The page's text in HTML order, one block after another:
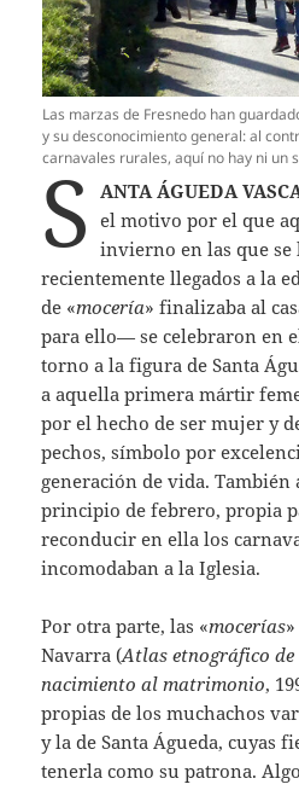
Las marzas de Fresnedo han
y su desconocimiento general: al
carnavales rurales, aquí no hay ni un
S ANTA ÁGUEDA
el motivo por el que
invierno en las que se
recientemente llegados a la
de «mocería» finalizaba al
para ello— se celebraron en
torno a la figura de Santa
a aquella primera mártir
por el hecho de ser mujer y
pechos, símbolo por
generación de vida. También
principio de febrero, propia
reconducir en ella los
incomodaban a la Iglesia.
Por otra parte, las «mocerías
Navarra (Atlas etnográfico de
nacimiento al matrimonio,
propias de los muchachos
y la de Santa Águeda, cuyas
tenerla como su patrona.